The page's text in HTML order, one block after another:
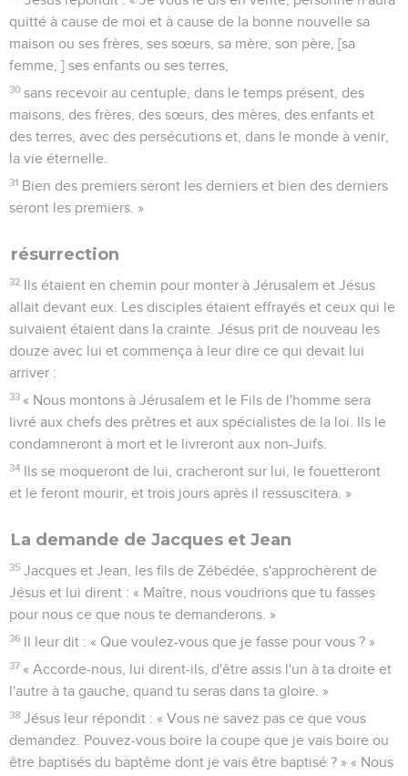
quitté à cause de moi et à cause de la bonne nouvelle sa
maison ou ses frères, ses sœurs, sa mère, son père, [sa
femme, ] ses enfants ou ses terres,
30 sans recevoir au centuple, dans le temps présent, des
maisons, des frères, des sœurs, des mères, des enfants et
des terres, avec des persécutions et, dans le monde à venir,
la vie éternelle.
31 Bien des premiers seront les derniers et bien des derniers
seront les premiers. »
résurrection
32 Ils étaient en chemin pour monter à Jérusalem et Jésus
allait devant eux. Les disciples étaient effrayés et ceux qui le
suivaient étaient dans la crainte. Jésus prit de nouveau les
douze avec lui et commença à leur dire ce qui devait lui
arriver :
33 « Nous montons à Jérusalem et le Fils de l'homme sera
livré aux chefs des prêtres et aux spécialistes de la loi. Ils le
condamneront à mort et le livreront aux non-Juifs.
34 Ils se moqueront de lui, cracheront sur lui, le fouetteront
et le feront mourir, et trois jours après il ressuscitera. »
La demande de Jacques et Jean
35 Jacques et Jean, les fils de Zébédée, s'approchèrent de
Jésus et lui dirent : « Maître, nous voudrions que tu fasses
pour nous ce que nous te demanderons. »
36 Il leur dit : « Que voulez-vous que je fasse pour vous ? »
37 « Accorde-nous, lui dirent-ils, d'être assis l'un à ta droite et
l'autre à ta gauche, quand tu seras dans ta gloire. »
38 Jésus leur répondit : « Vous ne savez pas ce que vous
demandez. Pouvez-vous boire la coupe que je vais boire ou
être baptisés du baptême dont je vais être baptisé ? » « Nous